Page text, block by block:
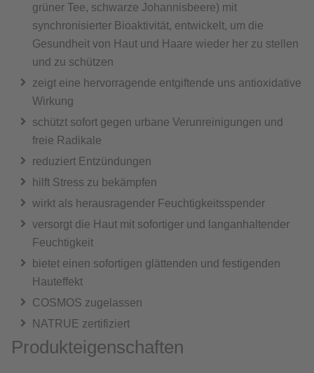
grüner Tee, schwarze Johannisbeere) mit
synchronisierter Bioaktivität, entwickelt, um die
Gesundheit von Haut und Haare wieder her zu stellen
und zu schützen
zeigt eine hervorragende entgiftende uns antioxidative
Wirkung
schützt sofort gegen urbane Verunreinigungen und
freie Radikale
reduziert Entzündungen
hilft Stress zu bekämpfen
wirkt als herausragender Feuchtigkeitsspender
versorgt die Haut mit sofortiger und langanhaltender
Feuchtigkeit
bietet einen sofortigen glättenden und festigenden
Hauteffekt
COSMOS zugelassen
NATRUE zertifiziert
Produkteigenschaften